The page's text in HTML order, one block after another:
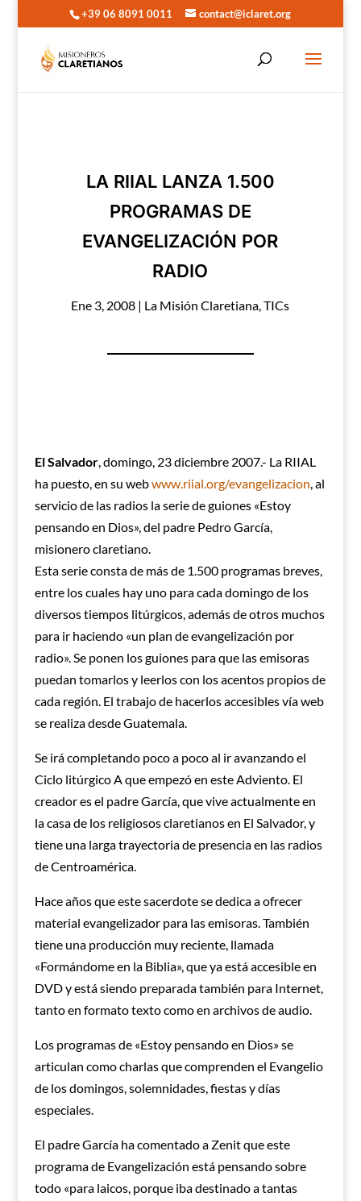
+39 06 8091 0011 contact@iclaret.org
LA RIIAL LANZA 1.500
PROGRAMAS DE
EVANGELIZACIÓN POR
RADIO
Ene 3, 2008 | La Misión Claretiana,TICs
El Salvador, domingo, 23 diciembre 2007.- La RIIAL
ha puesto, en su webwww.riial.org/evangelizacion, al
servicio de las radios la serie de guiones «Estoy
pensando en Dios», del padre Pedro García,
misionero claretiano.
Esta serie consta de más de 1.500 programas breves,
entre los cuales hay uno para cada domingo de los
diversos tiempos litúrgicos, además de otros muchos
para ir haciendo «un plan de evangelización por
radio». Se ponen los guiones para que las emisoras
puedan tomarlos y leerlos con los acentos propios de
cada región. El trabajo de hacerlos accesibles vía web
se realiza desde Guatemala.
Se irá completando poco a poco al ir avanzando el
Ciclo litúrgico A que empezó en este Adviento. El
creador es el padre García, que vive actualmente en
la casa de los religiosos claretianos en El Salvador, y
tiene una larga trayectoria de presencia en las radios
de Centroamérica.
Hace años que este sacerdote se dedica a ofrecer
material evangelizador para las emisoras. También
tiene una producción muy reciente, llamada
«Formándome en la Biblia», que ya está accesible en
DVD y está siendo preparada también para Internet,
tanto en formato texto como en archivos de audio.
Los programas de «Estoy pensando en Dios» se
articulan como charlas que comprenden el Evangelio
de los domingos, solemnidades, fiestas y días
especiales.
El padre García ha comentado a Zenit que este
programa de Evangelización está pensando sobre
todo «para laicos, porque iba destinado a tantas